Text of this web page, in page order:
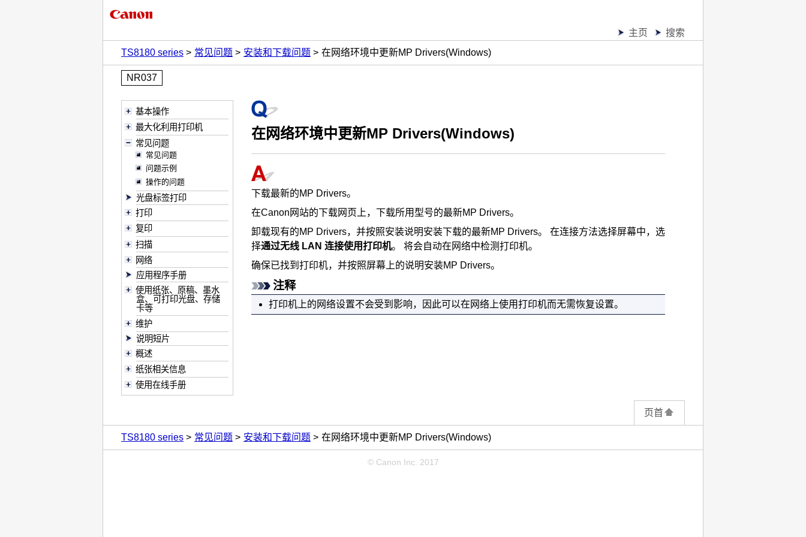
主页
搜索
TS8180 series
常见问题 安装和下载问题 在网络环境中更新MP Drivers(Windows)
NR037
基本操作
最大化利用打印机
常见问题
常见问题
问题示例
操作的问题
光盘标签打印
打印
复印
扫描
网络
应用程序手册
使用纸张、原稿、墨水
盒、可打印光盘、存储
卡等
维护
说明短片
概述
纸张相关信息
使用在线手册
在网络环境中更新MP Drivers(Windows)
下载最新的MP Drivers。
在Canon 网站的下载网页上，下载所用型号的最新MP Drivers。
卸载现有的MP Drivers，并按照安装说明安装下载的最新MP Drivers。
在连接方法选择屏幕中，选
择通过无线 LAN 连接使用打印机。 将会自动在网络中检测打印机。
确保已找到 打印机，并按照屏幕上的说明安装MP Drivers。
注释
打印机上的网络设置不会受到影响，因此可以在网络上使用打印机而无需恢复设置。
页首
TS8180 series 常见问题 安装和下载问题 在网络环境中更新MP Drivers(Windows)
© Canon Inc. 2017